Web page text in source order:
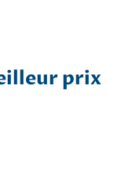
prix